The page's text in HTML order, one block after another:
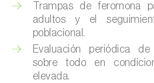
Chinche harinosa de la vid
ficus)
Chinche marrón marmolada
halys)
Trampas de feromona
adultos y el
poblacional.
Evaluación periódica
sobre todo en
elevada.